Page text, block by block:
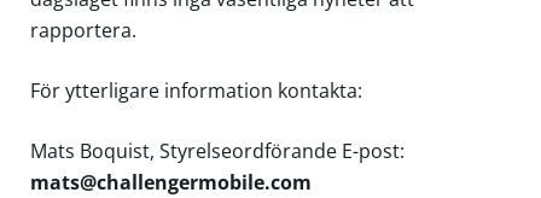
rapportera.
För ytterligare information kontakta:
Mats Boquist, Styrelseordförande E-post:
mats@challengermobile.com